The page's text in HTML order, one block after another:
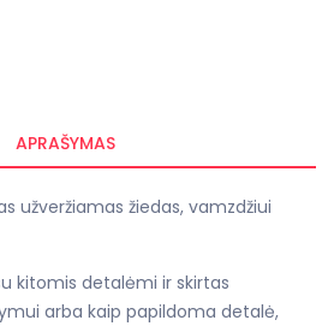
APRAŠYMAS
užveržiamas žiedas, vamzdžiui
kitomis detalėmi ir skirtas
arba kaip papildoma detalė,